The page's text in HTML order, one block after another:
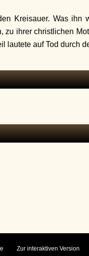
Kreisauer. Was ihn
ihrer christlichen
lautete auf Tod durch
Zur interaktiven Version